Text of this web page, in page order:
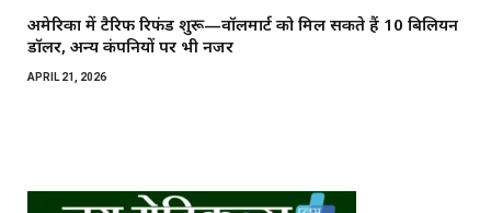
अमेरिका में टैरिफ रिफंड शुरू—वॉलमार्ट को मिल सकते हैं 10 बिलियन
डॉलर, अन्य कंपनियों पर भी नजर
APRIL 21, 2026